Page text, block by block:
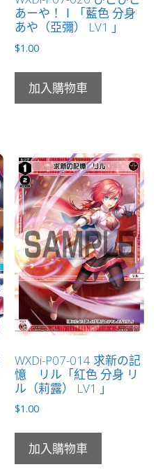
あーや！Ⅰ「藍色 分身
あや（亞彌） LV1 」
$1.00
加入購物車
WXDi-P07-014 求新の記
憶 リル「紅色 分身 リ
ル（莉露） LV1 」
$1.00
加入購物車